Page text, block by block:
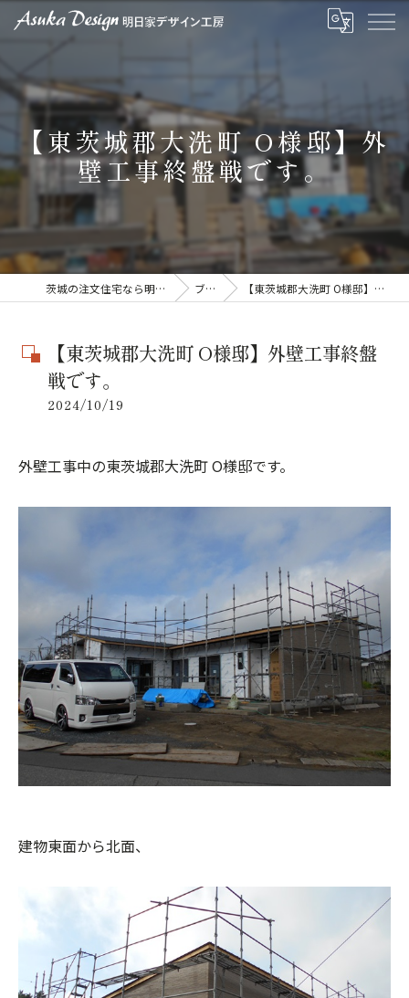
【東茨城郡大洗町 O様邸】外
壁工事終盤戦です。
茨城の注文住宅なら明日家デザイン工房 ブログ 【東茨城郡大洗町 O様邸】外壁工事終盤戦です。
【東茨城郡大洗町 O様邸】外壁工事終盤
戦です。
2024/10/19
外壁工事中の東茨城郡大洗町 O様邸です。
建物東面から北面、